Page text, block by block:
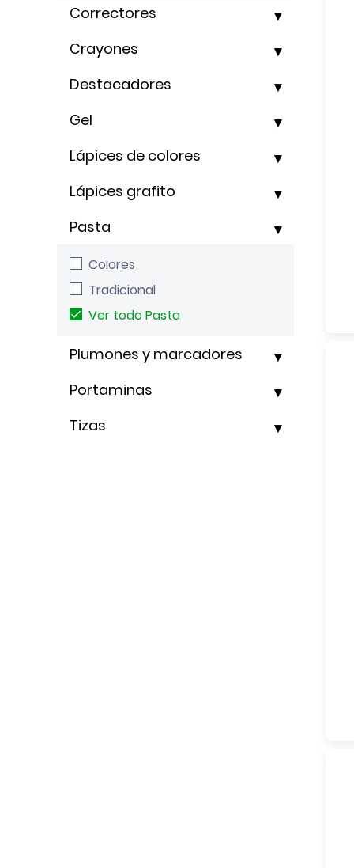
Correctores
Crayones
Destacadores
Gel
Lápices de colores
Lápices grafito
Colores
Tradicional
Ver todo Pasta
Pasta
Plumones y marcadores
Portaminas
Tizas